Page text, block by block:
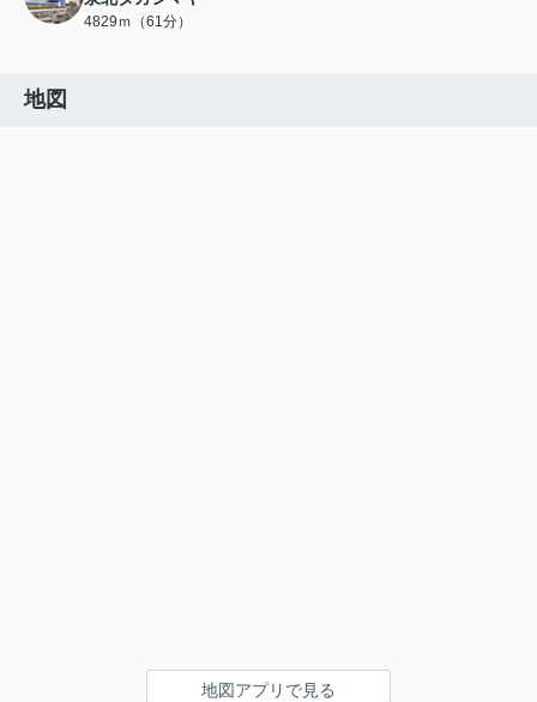
4829ｍ（61分）
地図
地図アプリで見る